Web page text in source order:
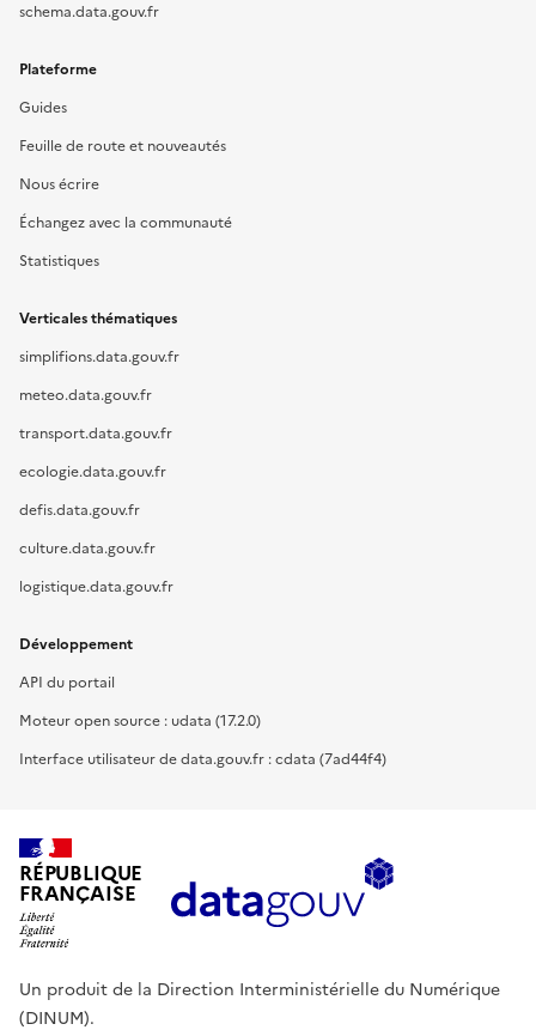
schema.data.gouv.fr
Plateforme
Guides
Feuille de route et nouveautés
Nous écrire
Échangez avec la communauté
Statistiques
Verticales thématiques
simplifions.data.gouv.fr
meteo.data.gouv.fr
transport.data.gouv.fr
ecologie.data.gouv.fr
defis.data.gouv.fr
culture.data.gouv.fr
logistique.data.gouv.fr
Développement
API du portail
Moteur open source : udata (17.2.0)
Interface utilisateur de data.gouv.fr : cdata (7ad44f4)
RÉPUBLIQUE
FRANÇAISE
Un produit de la Direction Interministérielle du Numérique
(DINUM).